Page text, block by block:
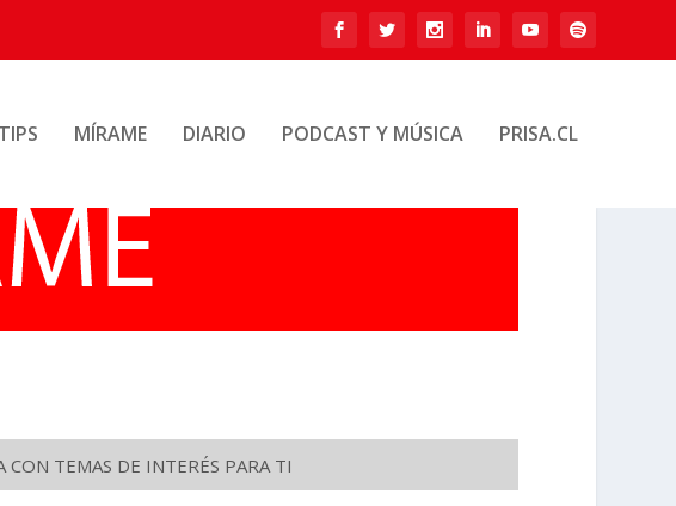
TIPS MÍRAME DIARIO PODCAST Y MÚSICA PRISA.CL
CON TEMAS DE INTERÉS PARA TI